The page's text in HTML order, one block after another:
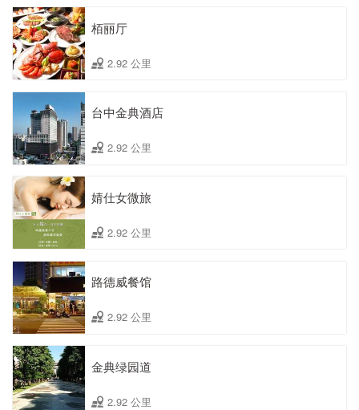
栢丽厅
2.92 公里
台中金典酒店
2.92 公里
婧仕女微旅
2.92 公里
路德威餐馆
2.92 公里
金典绿园道
2.92 公里